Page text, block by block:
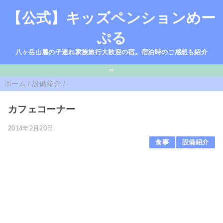
【公式】キッズペンションめー
ぷる
八ヶ岳山麓の子連れ家族旅行大歓迎の宿。宿泊時のご感想も紹介
=
ホーム / 設備紹介 /
カフェコーナー
2014年2月20日
食事
設備紹介